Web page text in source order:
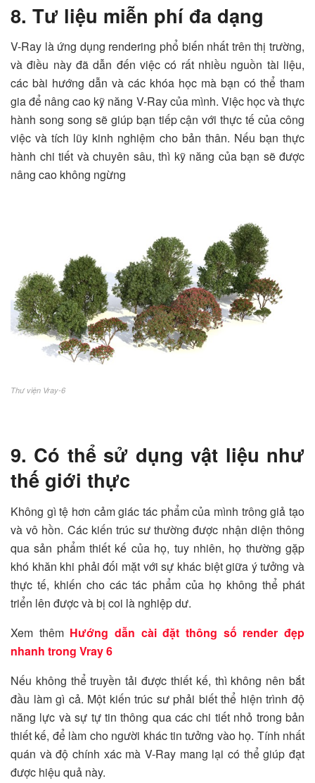
8. Tư liệu miễn phí đa dạng
V-Ray là ứng dụng rendering phổ biến nhất trên thị trường,
và điều này đã dẫn đến việc có rất nhiều nguồn tài liệu,
các bài hướng dẫn và các khóa học mà bạn có thể tham
gia để nâng cao kỹ năng V-Ray của mình. Việc học và thực
hành song song sẽ giúp bạn tiếp cận với thực tế của công
việc và tích lũy kinh nghiệm cho bản thân. Nếu bạn thực
hành chi tiết và chuyên sâu, thì kỹ năng của bạn sẽ được
nâng cao không ngừng
Thư viện Vray-6
9. Có thể sử dụng vật liệu như
thế giới thực
Không gì tệ hơn cảm giác tác phẩm của mình trông giả tạo
và vô hồn. Các kiến trúc sư thường được nhận diện thông
qua sản phẩm thiết kế của họ, tuy nhiên, họ thường gặp
khó khăn khi phải đối mặt với sự khác biệt giữa ý tưởng và
thực tế, khiến cho các tác phẩm của họ không thể phát
triển lên được và bị coi là nghiệp dư.
Xem thêm Hướng dẫn cài đặt thông số render đẹp
nhanh trong Vray 6
Nếu không thể truyền tải được thiết kế, thì không nên bắt
đầu làm gì cả. Một kiến trúc sư phải biết thể hiện trình độ
năng lực và sự tự tin thông qua các chi tiết nhỏ trong bản
thiết kế, để làm cho người khác tin tưởng vào họ. Tính nhất
quán và độ chính xác mà V-Ray mang lại có thể giúp đạt
được hiệu quả này.